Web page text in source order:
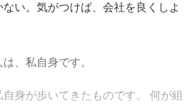
い。気がつけば、会社を良くしよ
、私自身です。
身が歩いてきたものです。 何が組